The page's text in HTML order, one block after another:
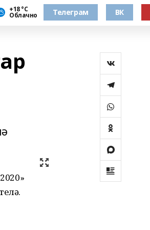
+18 °С
Облачно Телеграм ВК